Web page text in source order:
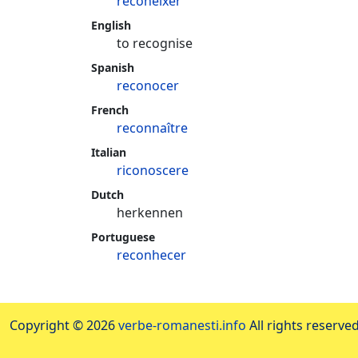
English
to recognise
Spanish
reconocer
French
reconnaître
Italian
riconoscere
Dutch
herkennen
Portuguese
reconhecer
Copyright © 2026verbe-romanesti.info All rights